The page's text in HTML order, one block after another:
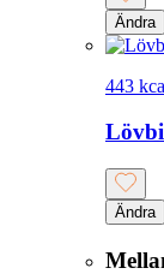
Ändra
443
Ändra